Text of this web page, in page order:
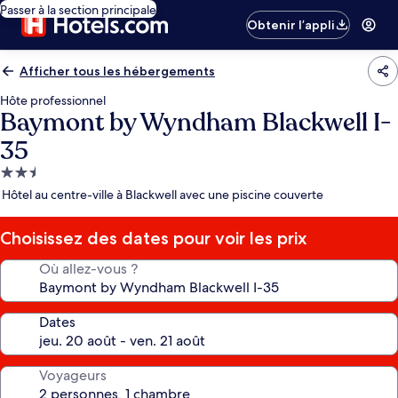
Passer à la section principale
Obtenir l’appli
Afficher tous les hébergements
Hôte professionnel
Baymont by Wyndham Blackwell I-
35
Hébergement
2.5 étoiles
Hôtel au centre-ville à Blackwell avec une piscine couverte
Choisissez des dates pour voir les prix
Où allez-vous ?
Dates
Voyageurs